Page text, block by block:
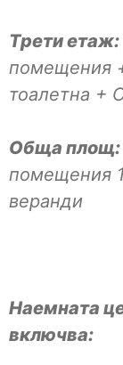
Трети етаж:
помещения
тоалетна +
Обща площ:
помещения
веранди
Наемната
включва: